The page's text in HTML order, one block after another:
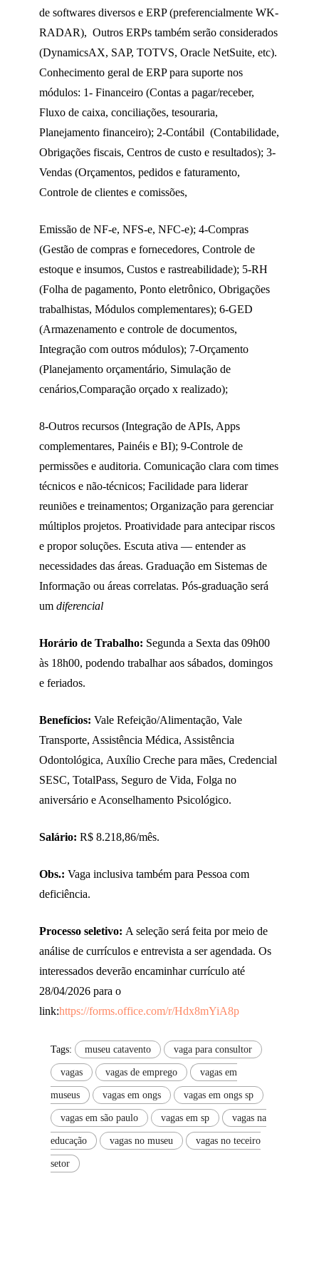
de softwares diversos e ERP (preferencialmente WK-
RADAR), Outros ERPs também serão considerados
(DynamicsAX, SAP, TOTVS, Oracle NetSuite, etc).
Conhecimento geral de ERP para suporte nos
módulos: 1- Financeiro (Contas a pagar/receber,
Fluxo de caixa, conciliações, tesouraria,
Planejamento financeiro); 2-Contábil (Contabilidade,
Obrigações fiscais, Centros de custo e resultados); 3-
Vendas (Orçamentos, pedidos e faturamento,
Controle de clientes e comissões,
Emissão de NF-e, NFS-e, NFC-e); 4-Compras
(Gestão de compras e fornecedores, Controle de
estoque e insumos, Custos e rastreabilidade); 5-RH
(Folha de pagamento, Ponto eletrônico, Obrigações
trabalhistas, Módulos complementares); 6-GED
(Armazenamento e controle de documentos,
Integração com outros módulos); 7-Orçamento
(Planejamento orçamentário, Simulação de
cenários,Comparação orçado x realizado);
8-Outros recursos (Integração de APIs, Apps
complementares, Painéis e BI); 9-Controle de
permissões e auditoria. Comunicação clara com times
técnicos e não-técnicos; Facilidade para liderar
reuniões e treinamentos; Organização para gerenciar
múltiplos projetos. Proatividade para antecipar riscos
e propor soluções. Escuta ativa — entender as
necessidades das áreas. Graduação em Sistemas de
Informação ou áreas correlatas. Pós-graduação será
um diferencial
Horário de Trabalho: Segunda a Sexta das 09h00
às 18h00, podendo trabalhar aos sábados, domingos
e feriados.
Benefícios: Vale Refeição/Alimentação, Vale
Transporte, Assistência Médica, Assistência
Odontológica, Auxílio Creche para mães, Credencial
SESC, TotalPass, Seguro de Vida, Folga no
aniversário e Aconselhamento Psicológico.
Salário: R$ 8.218,86/mês.
Obs.: Vaga inclusiva também para Pessoa com
deficiência.
Processo seletivo: A seleção será feita por meio de
análise de currículos e entrevista a ser agendada. Os
interessados deverão encaminhar currículo até
28/04/2026 para o
link:https://forms.office.com/r/Hdx8mYiA8p
Tags: museu catavento vaga para consultor
vagas vagas de emprego vagas em
museus vagas em ongs vagas em ongs sp
vagas em são paulo vagas em sp vagas na
educação vagas no museu vagas no teceiro
setor